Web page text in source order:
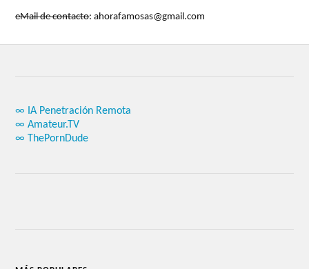
eMail de contacto: ahorafamosas@gmail.com
∞ IA Penetración Remota
∞ Amateur.TV
∞ ThePornDude